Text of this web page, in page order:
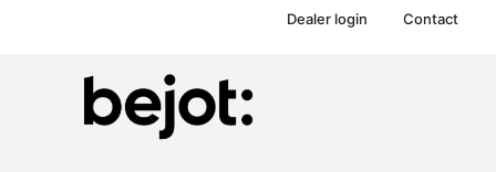
Dealer login Contact